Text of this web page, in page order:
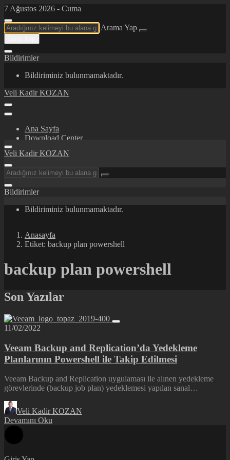
7 Ağustos 2026 - Cuma
Arama Yap
Bildirimler
Bildiriminiz bulunmamaktadır.
Veli Kadir KOZAN
Ana Sayfa
Download Center
İletişim
Veli Kadir KOZAN
Bildirimler
Bildiriminiz bulunmamaktadır.
Anasayfa
Etiket: backup plan powershell
backup plan powershell
Son Yazılar
11/02/2022
Veeam Backup and Replication’da Yedekleme
Planlarının Powershell ile Takip Edilmesi
Veeam Backup and Replication uygulaması ile alınen yedekleme
görevlerinde (backup job plan) yedeklemesi yapılan sanal…
Veli Kadir KOZAN
Devamını Oku